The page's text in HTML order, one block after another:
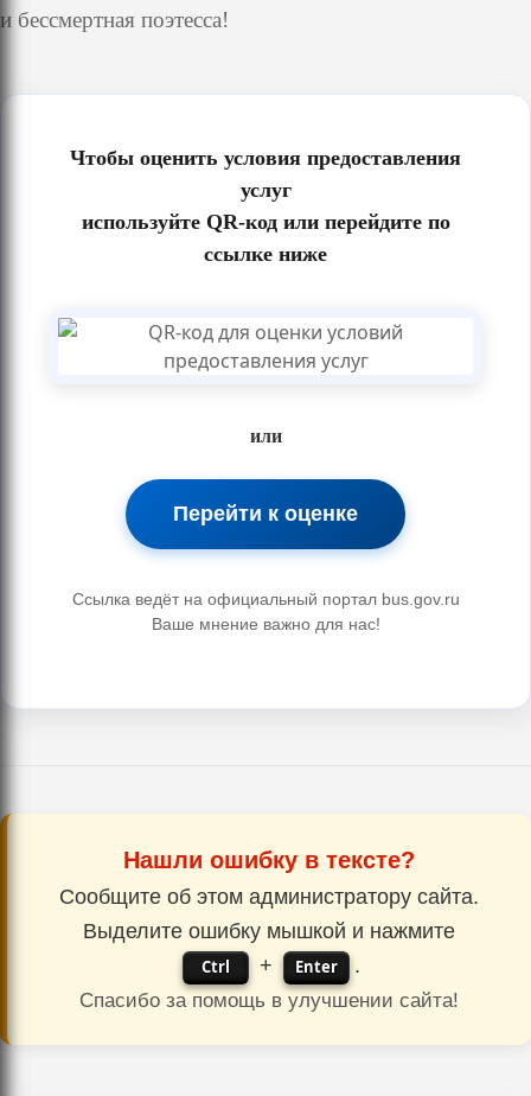
и бессмертная поэтесса!
Чтобы оценить условия предоставления
услуг
используйте QR-код или перейдите по
ссылке ниже
или
Перейти к оценке
Ссылка ведёт на официальный портал bus.gov.ru
Ваше мнение важно для нас!
Нашли ошибку в тексте?
Сообщите об этом администратору сайта.
Выделите ошибку мышкой и нажмите
Ctrl + Enter .
Спасибо за помощь в улучшении сайта!